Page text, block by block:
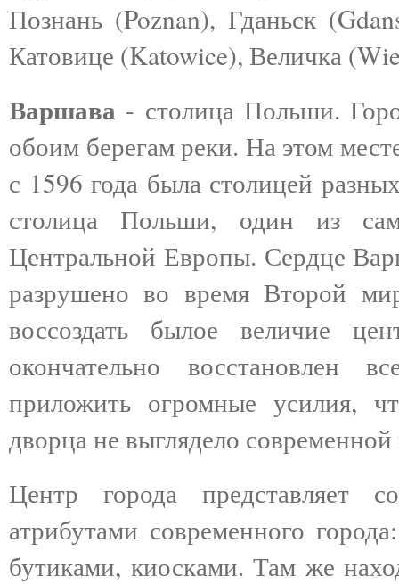
Познань (Poznan), Гданьск
Катовице (Katowice), Величка
Варшава - столица Польши.
обоим берегам реки. На этом
с 1596 года была столицей
столица Польши, один из
Центральной Европы. Сердце
разрушено во время Второй
воссоздать былое величие
окончательно восстановлен
приложить огромные усилия,
дворца не выглядело
Центр города представляет
атрибутами современного
бутиками, киосками. Там же